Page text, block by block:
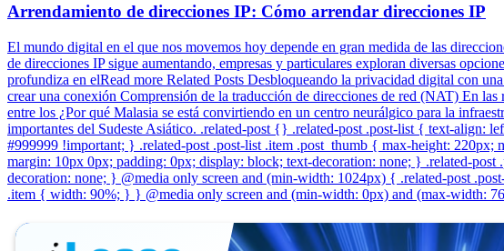
Arrendamiento de direcciones IP: Cómo arrendar direcciones IP
El mundo digital en el que nos movemos hoy depende en gran medida de las
de direcciones IP sigue aumentando, empresas y particulares exploran diversas
profundiza en elRead more Related Posts Desbloqueando la privacidad digital con
crear una conexión Comprensión de la traducción de direcciones de red (NAT) En
entre los ¿Por qué Malasia se está convirtiendo en un centro neurálgico para la
importantes del Sudeste Asiático. .related-post {} .related-post .post-list { text-
#999999 !important; } .related-post .post-list .item .post_thumb { max-height:
margin: 10px 0px; padding: 0px; display: block; text-decoration: none; } .related-
decoration: none; } @media only screen and (min-width: 1024px) { .related-post
.item { width: 90%; } } @media only screen and (min-width: 0px) and (max-width: